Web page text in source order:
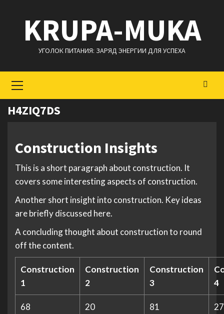
содержимому
KRUPA-MUKA
УГОЛОК ПИТАНИЯ: ЗАРЯД ЭНЕРГИИ ДЛЯ УСПЕХА
меню
H4ZIQ7DS
Construction Insights
This is a short paragraph about construction. It
covers some interesting aspects of construction.
Another short insight into construction. Key ideas
are briefly discussed here.
A concluding thought about construction to round
off the content.
Construction
1
Construction
2
Construction
3
4
68 20 81 27